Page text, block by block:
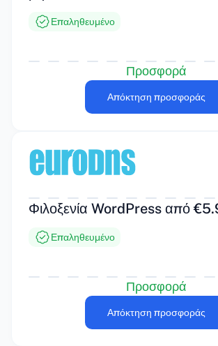
Επαληθευμένο
Προσφορά
Απόκτηση προσφοράς
Φιλοξενία WordPress από
Επαληθευμένο
Προσφορά
Απόκτηση προσφοράς